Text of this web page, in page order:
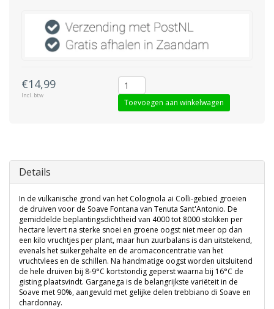
€14,99
Incl. btw
Toevoegen aan winkelwagen
Details
In de vulkanische grond van het Colognola ai Colli-gebied groeien
de druiven voor de Soave Fontana van Tenuta Sant'Antonio. De
gemiddelde beplantingsdichtheid van 4000 tot 8000 stokken per
hectare levert na sterke snoei en groene oogst niet meer op dan
een kilo vruchtjes per plant, maar hun zuurbalans is dan uitstekend,
evenals het suikergehalte en de aromaconcentratie van het
vruchtvlees en de schillen. Na handmatige oogst worden uitsluitend
de hele druiven bij 8-9°C kortstondig geperst waarna bij 16°C de
gisting plaatsvindt. Garganega is de belangrijkste variëteit in de
Soave met 90%, aangevuld met gelijke delen trebbiano di Soave en
chardonnay.